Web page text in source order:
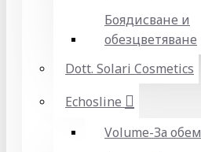
Боядисване и
обезцветяване
Dott. Solari Cosmetics
Echosline
Volume-За обем